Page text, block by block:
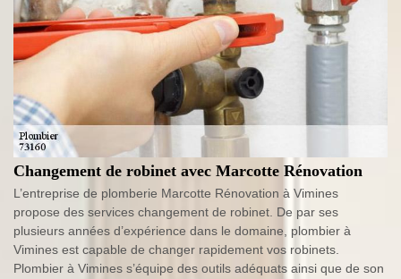
Changement de robinet avec Marcotte Rénovation
L’entreprise de plomberie Marcotte Rénovation à Vimines
propose des services changement de robinet. De par ses
plusieurs années d’expérience dans le domaine, plombier à
Vimines est capable de changer rapidement vos robinets.
Plombier à Vimines s’équipe des outils adéquats ainsi que de son